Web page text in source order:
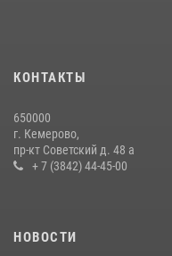
20 июля 2026, 08:52
гипермаркета товары на 13
16 июля 2026, 06:43
КОНТАКТЫ
650000
г. Кемерово,
пр-кт Советский д. 48 а
+ 7 (3842) 44-45-00
НОВОСТИ